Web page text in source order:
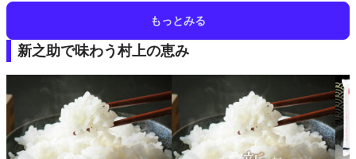
もっとみる
新之助で味わう村上の恵み